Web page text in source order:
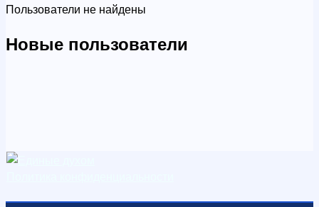
Пользователи не найдены
Новые пользователи